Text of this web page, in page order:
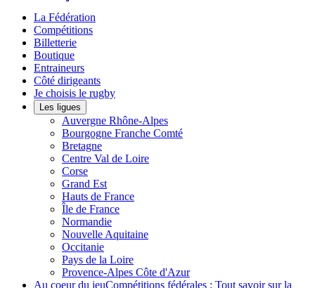
La Fédération
Compétitions
Billetterie
Boutique
Entraineurs
Côté dirigeants
Je choisis le rugby
Les ligues
Auvergne Rhône-Alpes
Bourgogne Franche Comté
Bretagne
Centre Val de Loire
Corse
Grand Est
Hauts de France
Île de France
Normandie
Nouvelle Aquitaine
Occitanie
Pays de la Loire
Provence-Alpes Côte d'Azur
Au coeur du jeuCompétitions fédérales : Tout savoir sur la